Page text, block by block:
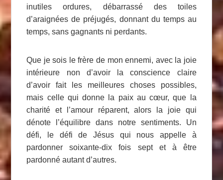
inutiles ordures, débarrassé des toiles
d’araignées de préjugés, donnant du temps au
temps, sans gagnants ni perdants.
Que je sois le frère de mon ennemi, avec la joie
intérieure non d’avoir la conscience claire
d’avoir fait les meilleures choses possibles,
mais celle qui donne la paix au cœur, que la
charité et l’amour réparent, alors la joie qui
dénote l’équilibre dans notre sentiments. Un
défi, le défi de Jésus qui nous appelle à
pardonner soixante-dix fois sept et à être
pardonné autant d’autres.